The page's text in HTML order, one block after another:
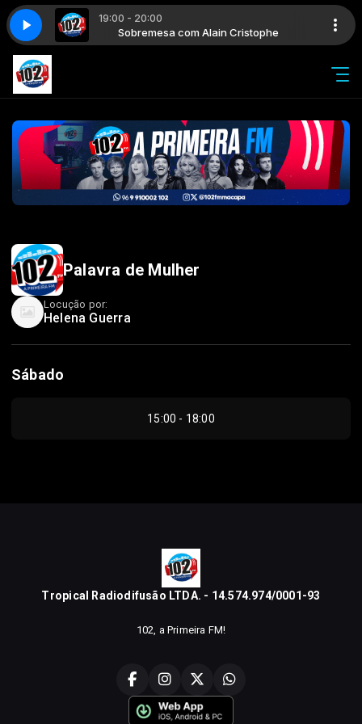
19:00 - 20:00
Cristophe Sobremesa com Alain Cristophe
Palavra de Mulher
Locução por:
Helena Guerra
Sábado
15:00 - 18:00
Tropical Radiodifusão LTDA. - 14.574.974/0001-93
102, a Primeira FM!